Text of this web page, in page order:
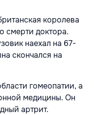
королева
смерти доктора.
наехал на 67-
скончался на
гомеопатии, а
медицины. Он
артрит.